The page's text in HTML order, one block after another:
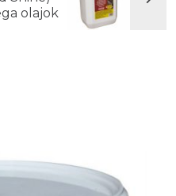
olajok